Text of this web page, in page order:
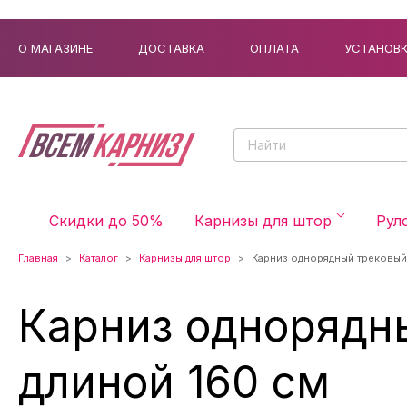
О МАГАЗИНЕ ДОСТАВКА ОПЛАТА
Скидки до 50% Карнизы для штор
Главная Каталог Карнизы для штор Карниз однорядный
Карниз
длиной 160 см